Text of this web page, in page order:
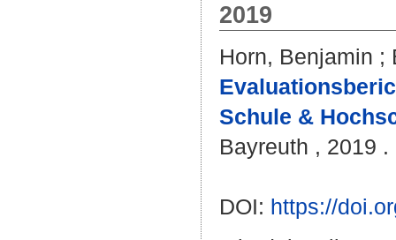
2019
Horn, Benjamin ;
Schule &
Bayreuth , 2019 .
DOI: https://